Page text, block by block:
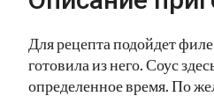
Для рецепта подойдет
готовила из него. Соус
определенное время. По